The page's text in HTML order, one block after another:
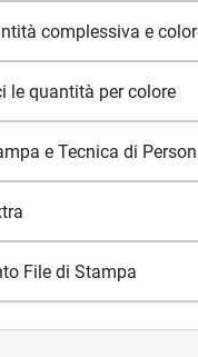
complessiva e
le quantità per colore
e Tecnica di
File di Stampa